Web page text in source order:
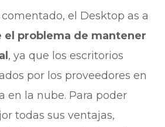
el Desktop as a
el problema de mantener
, ya que los escritorios
por los proveedores en
en la nube. Para poder
todas sus ventajas,